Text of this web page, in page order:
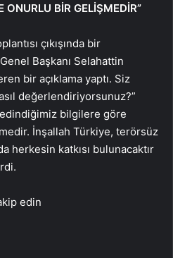
ONURLU BİR GELİŞMEDİR”
çıkışında bir
Başkanı Selahattin
bir açıklama yaptı. Siz
değerlendiriyorsunuz?”
bilgilere göre
İnşallah Türkiye, terörsüz
herkesin katkısı bulunacaktır
edin